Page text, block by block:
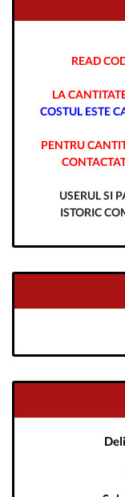
READ
LA
COSTUL ESTE
PENTRU
USERUL SI
ISTORIC